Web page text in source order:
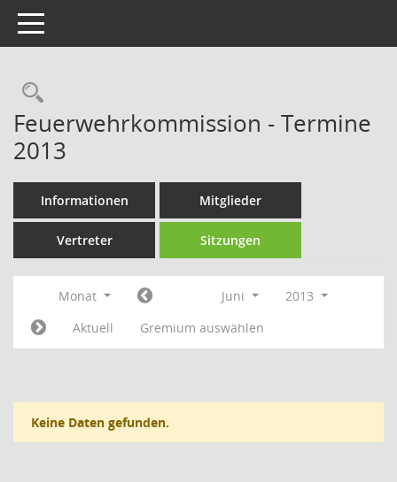
Toggle navigation
Rechercheauswahl
Feuerwehrkommission - Termine
2013
Informationen Mitglieder
Vertreter Sitzungen
Monat Juni
2013
Aktuell
Gremium auswählen
Keine Daten gefunden.